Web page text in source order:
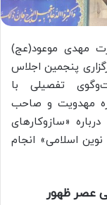
مهدی موعود(عج)
پنجمین اجلاس
تفصیلی با
مهدویت و صاحب
«سازوکارهای
اسلامی» انجام
عصر ظهور